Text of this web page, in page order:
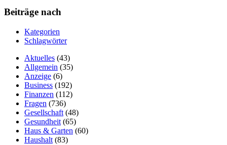
Beiträge nach
Kategorien
Schlagwörter
Aktuelles (43)
Allgemein (35)
Anzeige (6)
Business (192)
Finanzen (112)
Fragen (736)
Gesellschaft (48)
Gesundheit (65)
Haus & Garten (60)
Haushalt (83)